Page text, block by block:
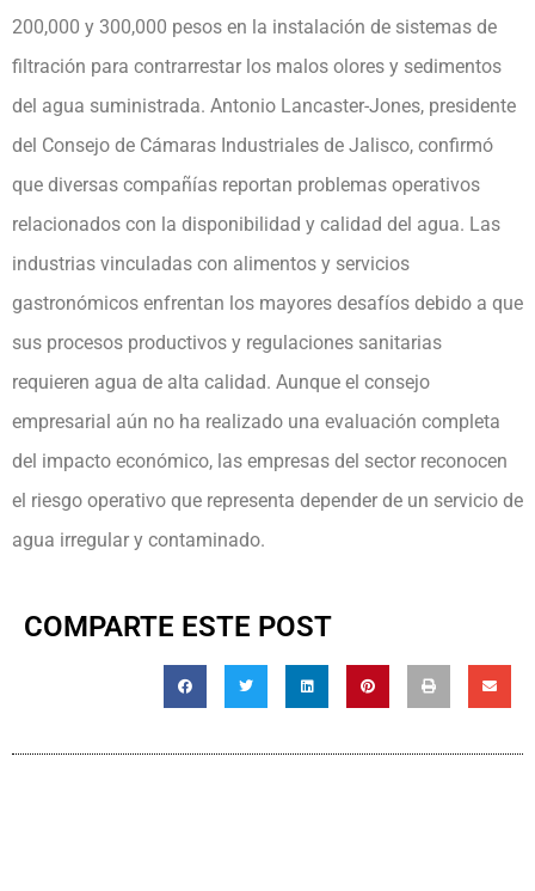
200,000 y 300,000 pesos en la instalación de sistemas de
filtración para contrarrestar los malos olores y sedimentos
del agua suministrada. Antonio Lancaster-Jones, presidente
del Consejo de Cámaras Industriales de Jalisco, confirmó
que diversas compañías reportan problemas operativos
relacionados con la disponibilidad y calidad del agua. Las
industrias vinculadas con alimentos y servicios
gastronómicos enfrentan los mayores desafíos debido a que
sus procesos productivos y regulaciones sanitarias
requieren agua de alta calidad. Aunque el consejo
empresarial aún no ha realizado una evaluación completa
del impacto económico, las empresas del sector reconocen
el riesgo operativo que representa depender de un servicio de
agua irregular y contaminado.
COMPARTE ESTE POST